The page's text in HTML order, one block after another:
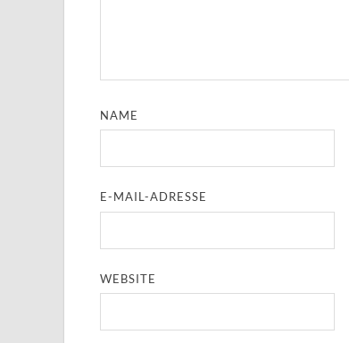
NAME
E-MAIL-ADRESSE
WEBSITE